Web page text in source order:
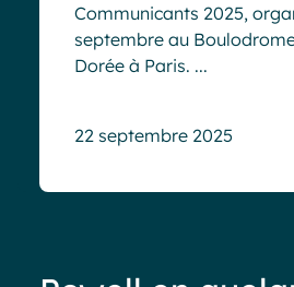
Communicants 2025,
septembre au
Dorée à Paris. ...
22 septembre 2025